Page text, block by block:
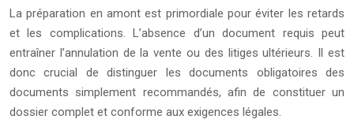
La préparation en amont est primordiale pour éviter les retards
et les complications. L’absence d’un document requis peut
entraîner l’annulation de la vente ou des litiges ultérieurs. Il est
donc crucial de distinguer les documents obligatoires des
documents simplement recommandés, afin de constituer un
dossier complet et conforme aux exigences légales.